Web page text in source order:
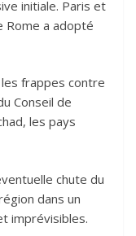
initiale. Paris et
Rome a adopté
les frappes contre
Conseil de
les pays
chute du
dans un
imprévisibles.